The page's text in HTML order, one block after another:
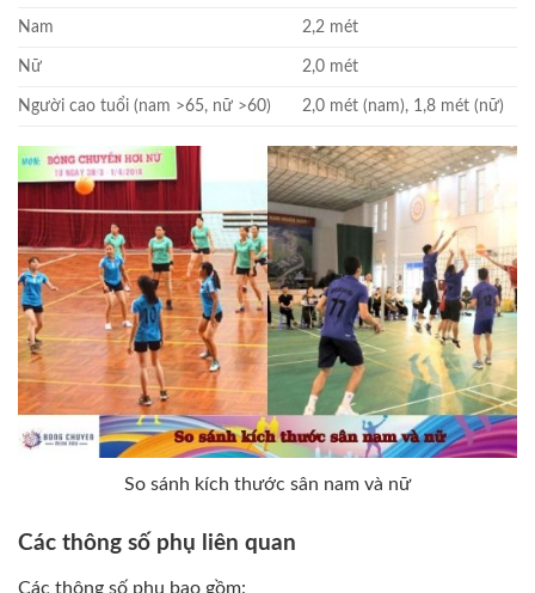
Nam 2,2 mét
Nữ 2,0 mét
Người cao tuổi (nam >65, nữ >60) 2,0 mét (nam), 1,8 mét (nữ)
So sánh kích thước sân nam và nữ
Các thông số phụ liên quan
Các thông số phụ bao gồm: